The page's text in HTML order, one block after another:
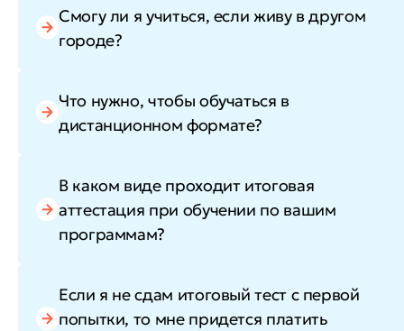
Смогу ли я учиться, если живу в другом
городе?
Что нужно, чтобы обучаться в
дистанционном формате?
В каком виде проходит итоговая
аттестация при обучении по вашим
программам?
Если я не сдам итоговый тест с первой
попытки, то мне придется платить